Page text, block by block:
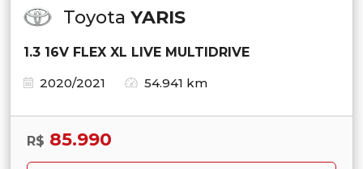
Toyota YARIS
1.3 16V FLEX XL LIVE MULTIDRIVE
2020/2021
54.941 km
R$ 85.990